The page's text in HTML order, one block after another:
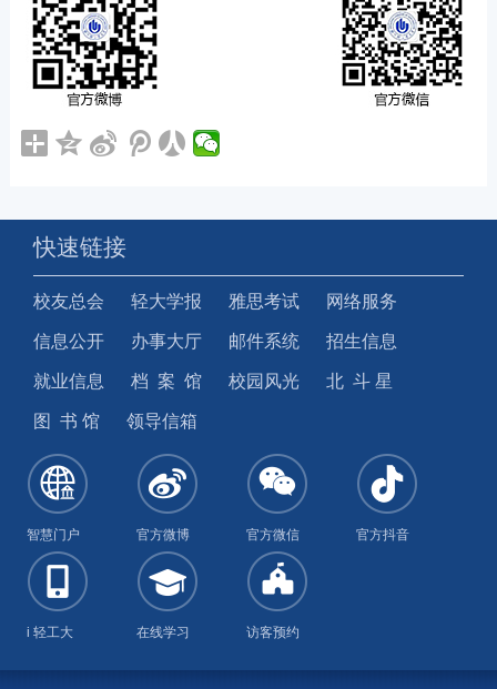
快速链接
校友总会 轻大学报 雅思考试 网络服务
信息公开 办事大厅 邮件系统 招生信息
就业信息 档 案 馆 校园风光 北 斗 星
图 书 馆 领导信箱
智慧门户 官方微博 官方微信 官方抖音
i 轻工大 在线学习 访客预约